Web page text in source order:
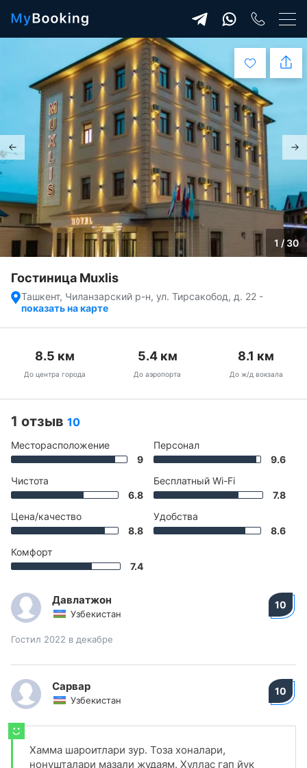
1 / 30
Гостиница Muxlis
Ташкент, Чиланзарский р-н, ул. Тирсакобод, д. 22 -
показать на карте
8.5 км
До центра города
5.4км
До аэропорта
8.1 км
До ж/д вокзала
1 отзыв 10
Месторасположение
9
Чистота
6.8
Цена/качество
8.8
Комфорт
7.4
Персонал
9.6
Бесплатный Wi-Fi
7.8
Удобства
8.6
Давлатжон
Узбекистан
10
Гостил 2022 в декабре
Сарвар
Узбекистан
10
Хамма шароитлари зур. Тоза хоналари,
нонушталари мазали жудаям. Хуллас гап йук